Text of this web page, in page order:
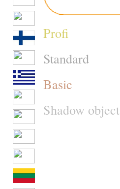
Profi
Standard
Basic
Shadow object